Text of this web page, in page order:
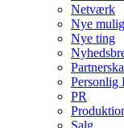
Netværk
Nye
Nye ting
Personlig
PR